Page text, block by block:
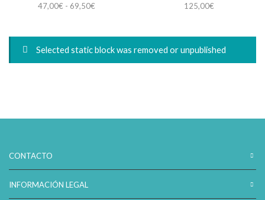
47,00€ - 69,50€Rango
desde
47,00€
hasta
125,00€
Selected static block was removed or unpublished
CONTACTO
INFORMACIÓN LEGAL